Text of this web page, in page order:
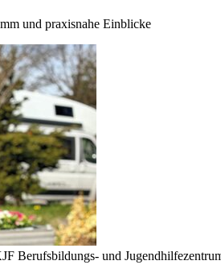
und praxisnahe Einblicke
Berufsbildungs- und